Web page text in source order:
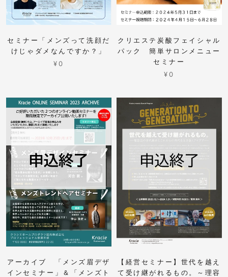
セミナー「メンズって洗顔だ
けじゃダメなんですか？」
¥0
クリエステ炭酸フェイシャル
パック 簡単サロンメニュー
セミナー
¥0
アーカイブ 「メンズ眉デザ
インセミナー」＆「メンズト
【経営セミナー】世代を越え
て受け継がれるもの。～理容